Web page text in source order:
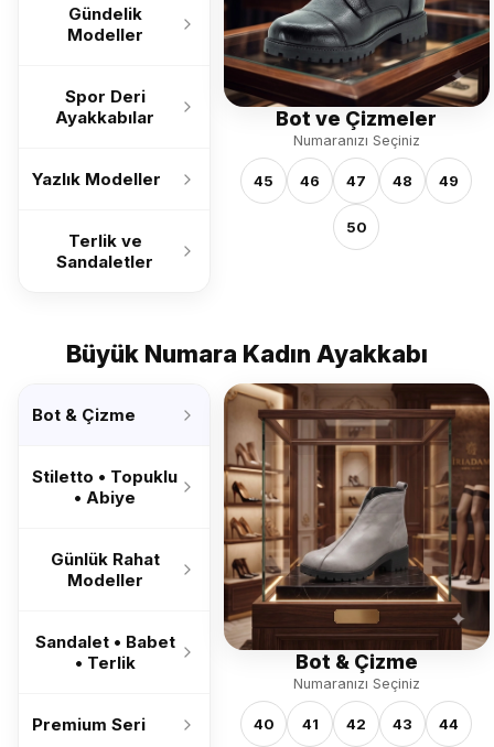
Gündelik
Modeller
Spor Deri
Ayakkabılar
Yazlık Modeller
Terlik ve
Sandaletler
Bot ve Çizmeler
Numaranızı Seçiniz
45 46 47 48 49
50
Büyük Numara Kadın Ayakkabı
Bot & Çizme
Stiletto • Topuklu
• Abiye
Günlük Rahat
Modeller
Sandalet • Babet
• Terlik
Premium Seri
’26
Bot & Çizme
Numaranızı Seçiniz
40 41 42 43 44